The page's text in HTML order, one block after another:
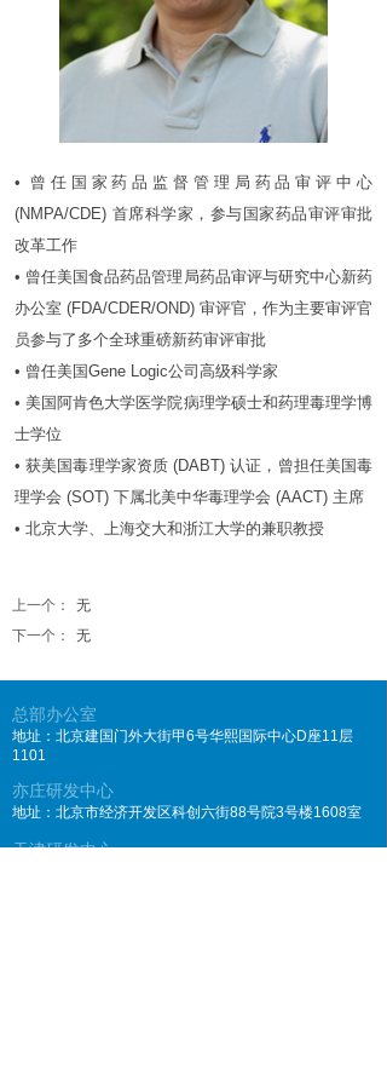
• 曾任国家药品监督管理局药品审评中心
(NMPA/CDE) 首席科学家，参与国家药品审评审批
改革工作
• 曾任美国食品药品管理局药品审评与研究中心新药
办公室 (FDA/CDER/OND) 审评官，作为主要审评官
员参与了多个全球重磅新药审评审批
• 曾任美国Gene Logic公司高级科学家
• 美国阿肯色大学医学院病理学硕士和药理毒理学博
士学位
• 获美国毒理学家资质 (DABT) 认证，曾担任美国毒
理学会 (SOT) 下属北美中华毒理学会 (AACT) 主席
• 北京大学、上海交大和浙江大学的兼职教授
上一个：
无
下一个：
无
总部办公室
地址：北京建国门外大街甲6号华熙国际中心D座11层
1101
亦庄研发中心
地址：北京市经济开发区科创六街88号院3号楼1608室
天津研发中心